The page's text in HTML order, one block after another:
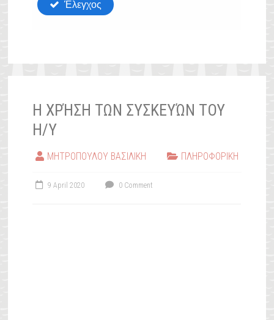
Η ΧΡΉΣΗ ΤΩΝ ΣΥΣΚΕΥΏΝ ΤΟΥ
Η/Υ
ΜΗΤΡΟΠΟΥΛΟΥ ΒΑΣΙΛΙΚΗ ΠΛΗΡΟΦΟΡΙΚΗ
9 April 2020 0 Comment